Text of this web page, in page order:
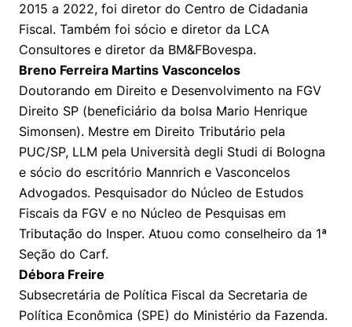
2015 a 2022, foi diretor do Centro de Cidadania
Fiscal. Também foi sócio e diretor da LCA
Consultores e diretor da BM&FBovespa.
Breno Ferreira Martins Vasconcelos
Doutorando em Direito e Desenvolvimento na FGV
Direito SP (beneficiário da bolsa Mario Henrique
Simonsen). Mestre em Direito Tributário pela
PUC/SP, LLM pela Università degli Studi di Bologna
e sócio do escritório Mannrich e Vasconcelos
Advogados. Pesquisador do Núcleo de Estudos
Fiscais da FGV e no Núcleo de Pesquisas em
Tributação do Insper. Atuou como conselheiro da 1ª
Seção do Carf.
Débora Freire
Subsecretária de Política Fiscal da Secretaria de
Política Econômica (SPE) do Ministério da Fazenda.